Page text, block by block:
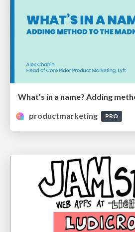
What’s in a name? Adding
productmarketing
PRO